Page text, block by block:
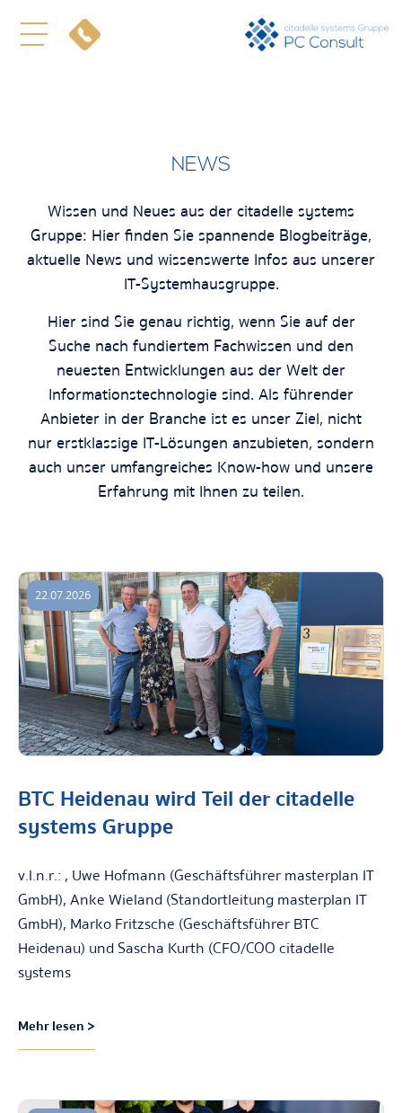
NEWS
Wissen und Neues aus der citadelle systems
Gruppe: Hier finden Sie spannende Blogbeiträge,
aktuelle News und wissenswerte Infos aus unserer
IT-Systemhausgruppe.
Hier sind Sie genau richtig, wenn Sie auf der
Suche nach fundiertem Fachwissen und den
neuesten Entwicklungen aus der Welt der
Informationstechnologie sind. Als führender
Anbieter in der Branche ist es unser Ziel, nicht
nur erstklassige IT-Lösungen anzubieten, sondern
auch unser umfangreiches Know-how und unsere
Erfahrung mit Ihnen zu teilen.
BTC Heidenau wird Teil der citadelle
systems Gruppe
v.l.n.r.: , Uwe Hofmann (Geschäftsführer masterplan IT
GmbH), Anke Wieland (Standortleitung masterplan IT
GmbH), Marko Fritzsche (Geschäftsführer BTC
Heidenau) und Sascha Kurth (CFO/COO citadelle
systems
Mehr lesen >
22.07.2026